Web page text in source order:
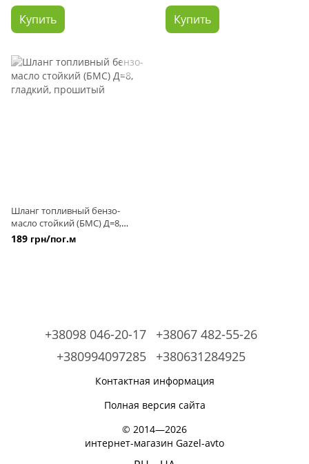
Купить Купить
Шланг топливный бензо-
масло стойкий (БМС) Д=8,
гладкий, прошитый
189 грн/пог.м
+38098 046-20-17
+38067 482-55-26
+380994097285
+380631284925
Контактная информация
Полная версия сайта
© 2014—2026
интернет-магазин Gazel-avto